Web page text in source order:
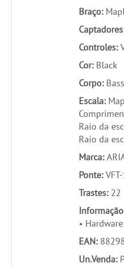
Braço:
Controles:
Cor: Black
Corpo:
Escala:
Raio da
Raio da
Marca:
Ponte:
Trastes: 22
•
EAN:
Un.Venda: